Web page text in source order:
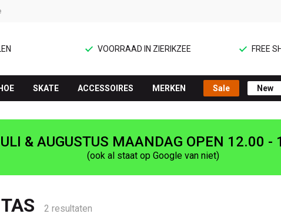
VOORRAAD IN ZIERIKZEE FREE
SKATE ACCESSOIRES MERKEN Sale New
& AUGUSTUS MAANDAG OPEN 12.00 -
(ook al staat op Google van niet)
2 resultaten